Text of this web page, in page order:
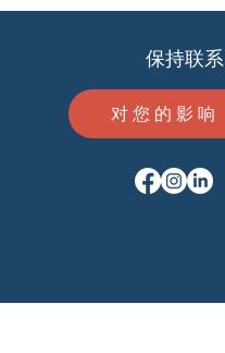
保持联系
对您的影响